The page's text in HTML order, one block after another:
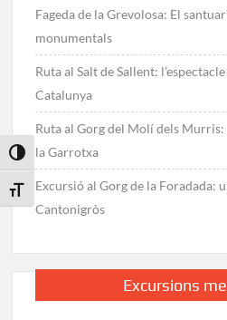
Toggle High Contrast
Toggle Font size
Fageda de la Grevolosa: El
monumentals
Ruta al Salt de Sallent:
Catalunya
Ruta al Gorg del Molí dels Murris:
la Garrotxa
Excursió al Gorg de la Foradada:
Cantonigròs
Excursions